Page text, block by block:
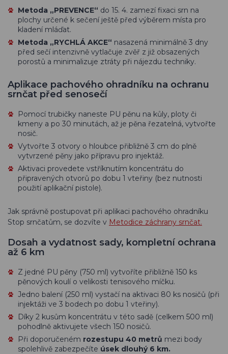
Metoda „PREVENCE“ do 15. 4. zamezí fixaci srn na
plochy určené k sečení ještě před výběrem místa pro
kladení mláďat.
Metoda „RYCHLÁ AKCE“ nasazená minimálně 3 dny
před sečí intenzivně vytlačuje zvěř z již obsazených
porostů a minimalizuje ztráty při nájezdu techniky.
Aplikace pachového ohradníku na ochranu
srnčat před senosečí
Pomocí trubičky naneste PU pěnu na kůly, ploty či
kmeny a po 30 minutách, až je pěna řezatelná, vytvořte
nosič.
Vytvořte 3 otvory o hloubce přibližně 3 cm do plně
vytvrzené pěny jako přípravu pro injektáž.
Aktivaci provedete vstříknutím koncentrátu do
připravených otvorů po dobu 1 vteřiny (bez nutnosti
použití aplikační pistole).
Jak správně postupovat při aplikaci pachového ohradníku
Stop srnčatům, se dozvíte v Metodice záchrany srnčat.
Dosah a vydatnost sady, kompletní ochrana
až 6 km
Z jedné PU pěny (750 ml) vytvoříte přibližně 150 ks
pěnových koulí o velikosti tenisového míčku.
Jedno balení (250 ml) vystačí na aktivaci 80 ks nosičů (při
injektáži ve 3 bodech po dobu 1 vteřiny).
Díky 2 kusům koncentrátu v této sadě (celkem 500 ml)
pohodlně aktivujete všech 150 nosičů.
Při doporučeném rozestupu 40 metrů mezi body
spolehlivě zabezpečíte úsek dlouhý 6 km.